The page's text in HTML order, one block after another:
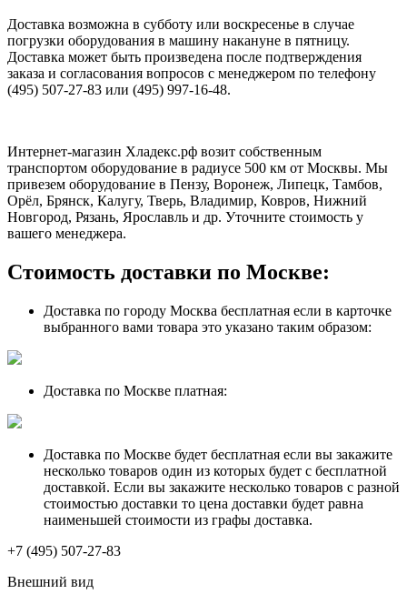
Доставка возможна в субботу или воскресенье в случае
погрузки оборудования в машину накануне в пятницу.
Доставка может быть произведена после подтверждения
заказа и согласования вопросов с менеджером по телефону
(495) 507-27-83 или (495) 997-16-48.
Интернет-магазин Хладекс.рф возит собственным
транспортом оборудование в радиусе 500 км от Москвы. Мы
привезем оборудование в Пензу, Воронеж, Липецк, Тамбов,
Орёл, Брянск, Калугу, Тверь, Владимир, Ковров, Нижний
Новгород, Рязань, Ярославль и др. Уточните стоимость у
вашего менеджера.
Стоимость доставки по Москве:
Доставка по городу Москва бесплатная если в карточке
выбранного вами товара это указано таким образом:
Доставка по Москве платная:
Доставка по Москве будет бесплатная если вы закажите
несколько товаров один из которых будет с бесплатной
доставкой. Если вы закажите несколько товаров с разной
стоимостью доставки то цена доставки будет равна
наименьшей стоимости из графы доставка.
+7 (495) 507-27-83
Внешний вид